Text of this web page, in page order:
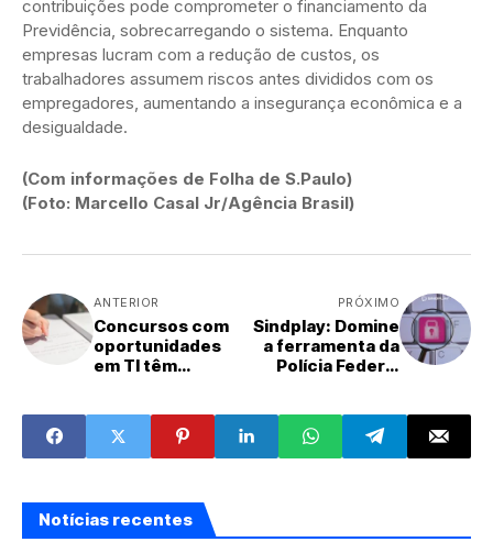
contribuições pode comprometer o financiamento da
Previdência, sobrecarregando o sistema. Enquanto
empresas lucram com a redução de custos, os
trabalhadores assumem riscos antes divididos com os
empregadores, aumentando a insegurança econômica e a
desigualdade.
(Com informações de Folha de S.Paulo)
(Foto: Marcello Casal Jr/Agência Brasil)
ANTERIOR
Concursos com
oportunidades
em TI têm
PRÓXIMO
Sindplay: Domine
a ferramenta da
Polícia Federal
Notícias recentes